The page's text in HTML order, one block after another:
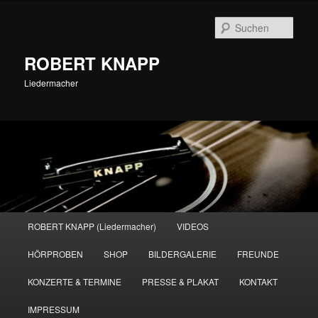
ROBERT KNAPP
Liedermacher
ROBERT KNAPP (Liedermacher) VIDEOS
HÖRPROBEN SHOP BILDERGALERIE FREUNDE
KONZERTE & TERMINE PRESSE & PLAKAT KONTAKT
IMPRESSUM